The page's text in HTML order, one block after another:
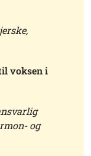
voksen i
og